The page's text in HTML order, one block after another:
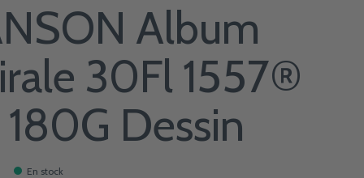
Album
30Fl 1557®
Dessin
En stock